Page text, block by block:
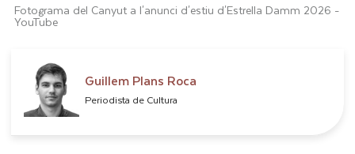
Fotograma del Canyut a l'anunci d'estiu d'Estrella Damm 2026 -
YouTube
Guillem Plans Roca
Periodista de Cultura